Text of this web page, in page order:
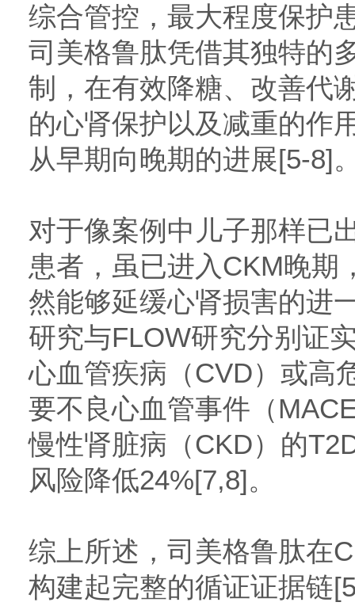
综合管控，最大程度保护
司美格鲁肽凭借其独特的
制，在有效降糖、改善代
的心肾保护以及减重的作
从早期向晚期的进展[5-8]
对于像案例中儿子那样已
患者，虽已进入CKM晚期
然能够延缓心肾损害的进
研究与FLOW研究分别证
心血管疾病（CVD）或高
要不良心血管事件（
慢性肾脏病（CKD）的
风险降低24%[7,8]。
综上所述，司美格鲁肽在
构建起完整的循证证据链